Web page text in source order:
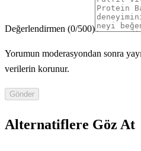
Değerlendirmen (0/500)
Yorumun moderasyondan sonra
verilerin korunur.
Gönder
Alternatiflere Göz At